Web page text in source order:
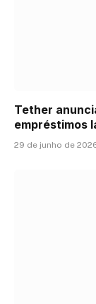
Tether
empréstimos
29 de junho de